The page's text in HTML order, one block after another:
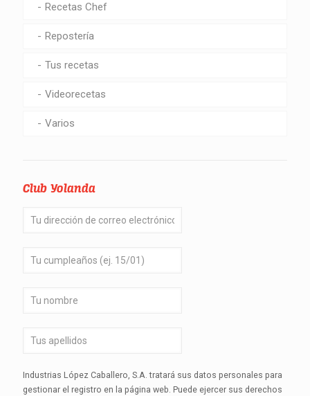
Recetas Chef
Repostería
Tus recetas
Videorecetas
Varios
Club Yolanda
Industrias López Caballero, S.A. tratará sus datos personales para
gestionar el registro en la página web. Puede ejercer sus derechos